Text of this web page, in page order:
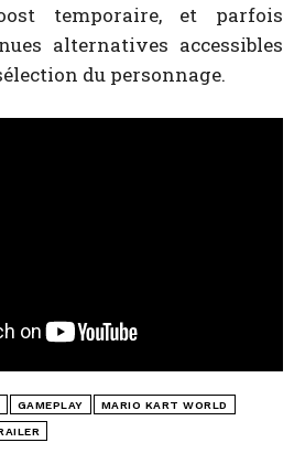
temporaire, et parfois
alternatives accessibles
du personnage.
GAMEPLAY MARIO KART WORLD